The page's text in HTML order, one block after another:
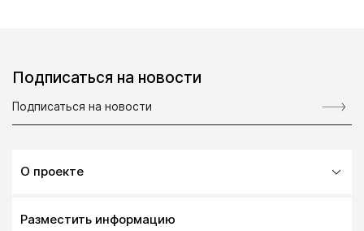
Подписаться на новости
О проекте
Разместить информацию